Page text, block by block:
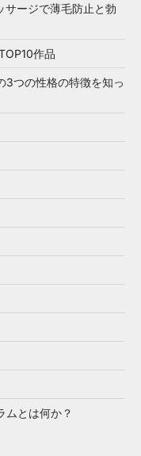
サージで薄毛防止と勃
作品
3つの性格の特徴を知っ
ムとは何か？